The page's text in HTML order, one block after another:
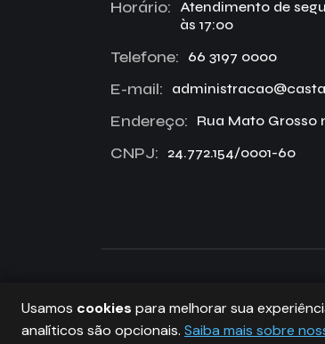
Horário:
Atendimento de
às 17:00
Telefone: 66 3197 0000
E-mail:
Endereço: Rua Mato Grosso
CNPJ: 24.772.154/0001-60
COPYRIGHT 2026
Usamos cookies para melhorar sua
analíticos são opcionais. Saiba mais sobre